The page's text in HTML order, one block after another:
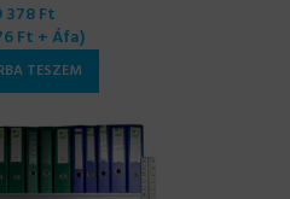
378Ft
Ft + Áfa)
TESZEM